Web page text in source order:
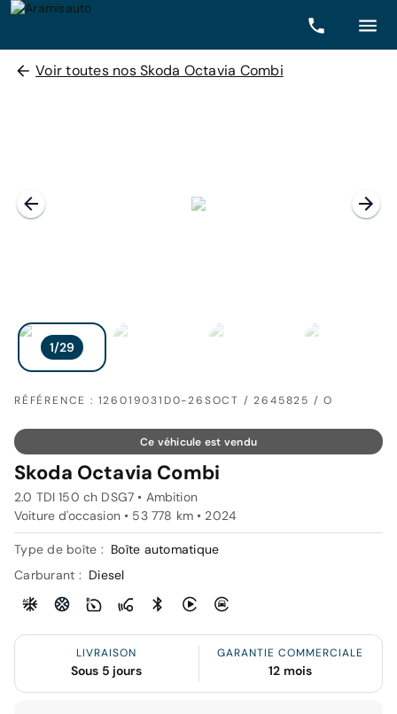
Voir toutes nos Skoda Octavia Combi
RÉFÉRENCE : 126019031D0-26SOCT / 2645825 / O
Ce véhicule est vendu
Skoda Octavia Combi
2.0 TDI 150 ch DSG7 • Ambition
Voiture d'occasion • 53 778 km • 2024
Type de boîte : Boîte automatique
Carburant : Diesel
LIVRAISON
Sous 5 jours
GARANTIE COMMERCIALE
12 mois